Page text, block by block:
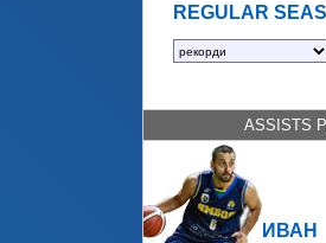
REGULAR
ASSISTS
ИВАН